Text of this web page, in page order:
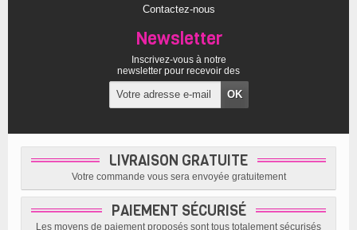
Contactez-nous
Newsletter
Inscrivez-vous à notre
newsletter pour recevoir des
offres exclusives
LIVRAISON GRATUITE
Votre commande vous sera envoyée gratuitement
PAIEMENT SÉCURISÉ
Les moyens de paiement proposés sont tous totalement sécurisés